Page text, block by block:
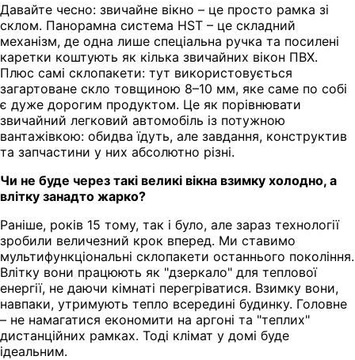
Давайте чесно: звичайне вікно – це просто рамка зі
склом. Панорамна система HST – це складний
механізм, де одна лише спеціальна ручка та посилені
каретки коштують як кілька звичайних вікон ПВХ.
Плюс самі склопакети: тут використовується
загартоване скло товщиною 8–10 мм, яке саме по собі
є дуже дорогим продуктом. Це як порівнювати
звичайний легковий автомобіль із потужною
вантажівкою: обидва їдуть, але завдання, конструктив
та запчастини у них абсолютно різні.
Чи не буде через такі великі вікна взимку холодно, а
влітку занадто жарко?
Раніше, років 15 тому, так і було, але зараз технології
зробили величезний крок вперед. Ми ставимо
мультифункціональні склопакети останнього покоління.
Влітку вони працюють як "дзеркало" для теплової
енергії, не даючи кімнаті перегріватися. Взимку вони,
навпаки, утримують тепло всередині будинку. Головне
– не намагатися економити на аргоні та "теплих"
дистанційних рамках. Тоді клімат у домі буде
ідеальним.